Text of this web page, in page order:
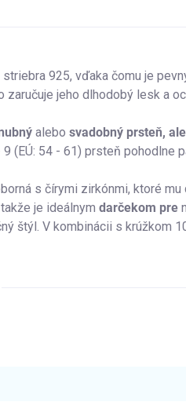
925, vďaka čomu je
zaručuje jeho dlhodobý lesk a
alebo svadobný prsteň, ale
(EÚ: 54 - 61) prsteň pohodlne
s čírymi zirkónmi, ktoré
je ideálnym darčekom pre
štýl. V kombinácii s krúžkom